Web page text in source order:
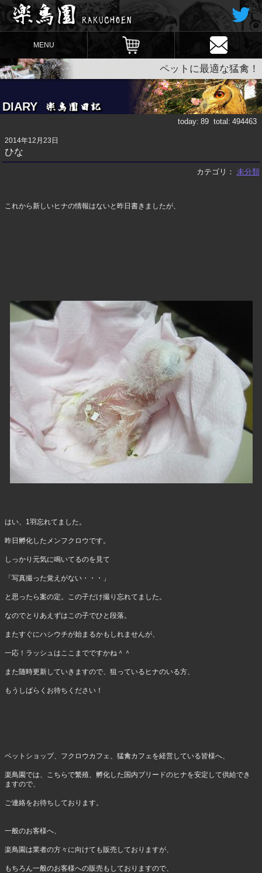
MENU
ペットに最適な猛禽！
DIARY
today: 89 total: 494463
2014年12月23日
ひな
カテゴリ： 未分類
これから新しいヒナの情報はないと昨日書きましたが、
はい、1羽忘れてました。
昨日孵化したメンフクロウです。
しっかり元気に鳴いてるのを見て
「写真撮った覚えがない・・・」
と思ったら案の定。この子だけ撮り忘れてました。
なのでとりあえずはこの子でひと段落。
またすぐにハシウチが始まるかもしれませんが、
一応！ラッシュはここまでですかね＾＾
また随時更新していきますので、狙っているヒナのいる方、
もうしばらくお待ちください！
ペットショップ、フクロウカフェ、猛禽カフェを経営している皆様へ、
楽鳥園では、こちらで繁殖、孵化した国内ブリードのヒナを安定して供給でき
ますので、
ご連絡をお待ちしております。
一般のお客様へ、
楽鳥園は業者の方々に向けても販売しておりますが、
もちろん一般のお客様への販売もしておりますので、